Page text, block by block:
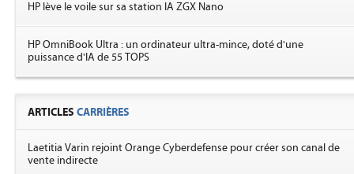
HP lève le voile sur sa station IA ZGX Nano
HP OmniBook Ultra : un ordinateur ultra-mince, doté d'une
puissance d'IA de 55 TOPS
ARTICLES CARRIÈRES
Laetitia Varin rejoint Orange Cyberdefense pour créer son canal de
vente indirecte